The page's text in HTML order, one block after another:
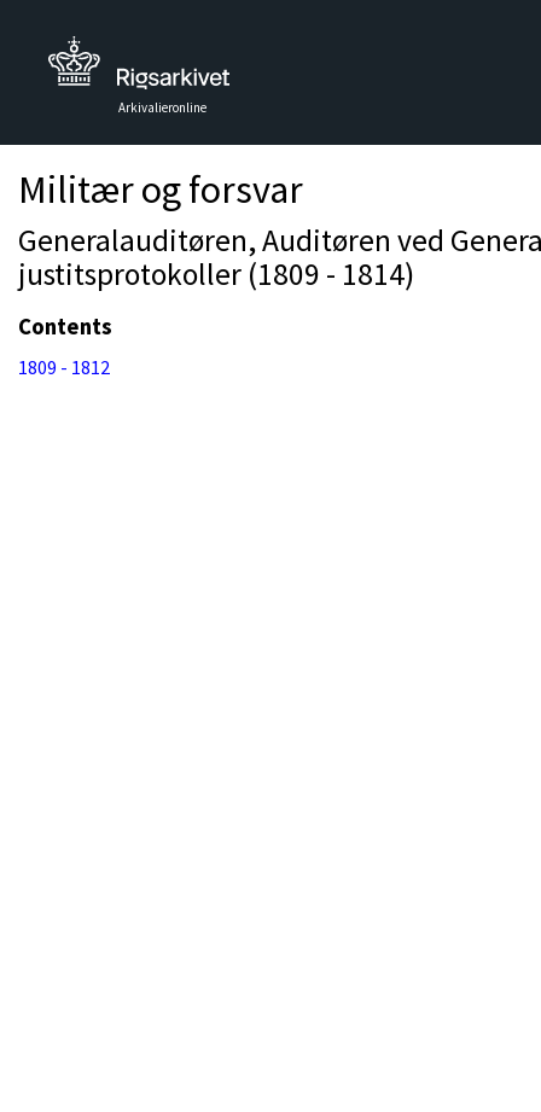
Arkivalieronline
Militær og forsvar
Generalauditøren, Auditøren ved
justitsprotokoller (1809 - 1814)
Contents
1809 - 1812